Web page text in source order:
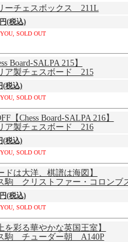
ーチェスボックス 211L
(税込)
SOLD OUT
Board-SALPA 215】
ア製チェスボード 215
(税込)
SOLD OUT
【Chess Board-SALPA 216】
ア製チェスボード 216
(税込)
SOLD OUT
ドは大洋、棋譜は海図】
駒 クリストファー・コロンブ
(税込)
SOLD OUT
を彩る華やかな英国王室】
駒 チューダー朝 A140P